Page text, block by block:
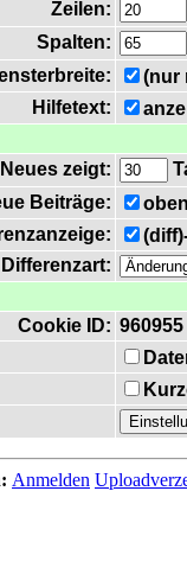
Zeilen:
Spalten:
(nur
Hilfetext:
Neues zeigt:
Beiträge:
Cookie ID: 960955
Anmelden